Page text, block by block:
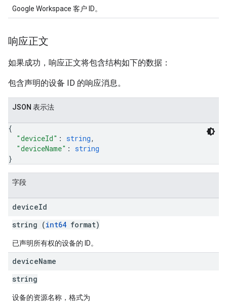
Google Workspace 客户 ID。
响应正文
如果成功，响应正文将包含结构如下的数据：
包含声明的设备 ID 的响应消息。
JSON 表示法
{
"deviceId" : string,
"deviceName" : string
}
字段
deviceId
string (int64 format)
已声明所有权的设备的 ID。
deviceName
string
设备的资源名称，格式为